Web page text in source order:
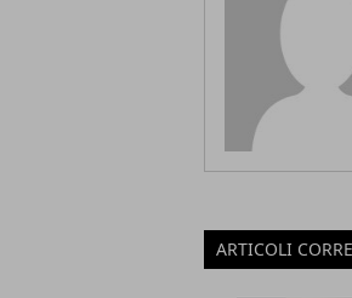
ARTICOLI